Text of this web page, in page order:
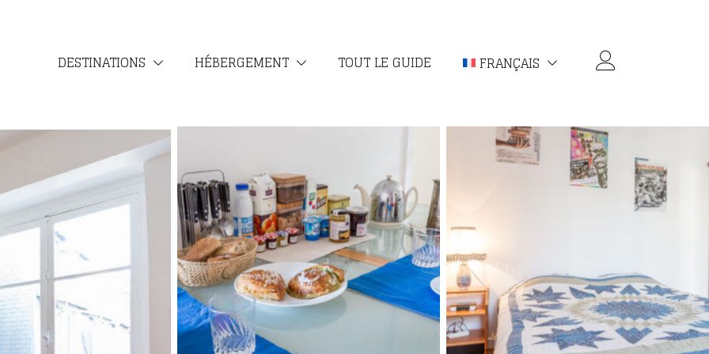
DESTINATIONS HÉBERGEMENT TOUT LE GUIDE FRANÇAIS